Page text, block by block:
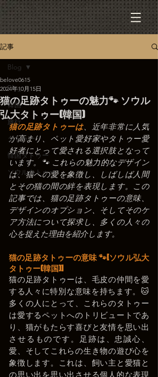
記事
Blog
韓国
旅行
タトゥー
韓国タトゥー
ソウルタトゥー
Blog
猫の足跡タトゥーの魅力🐾 ソウル
弘大タトゥー(韓国)
belove0615
2024年10月15日
猫の足跡タトゥーは、近年非常に人気
が高まり、ペット愛好家やタトゥー愛
好者にとって愛される選択肢となって
います。🐾 これらの魅力的なデザイン
は、猫への愛を象徴し、しばしば人間
とその猫の間の絆を表現します。この
記事では、猫の足跡タトゥーの意味、
デザインのオプション、そしてそのケ
ア方法について探求し、多くの人々の
心を捉えた理由を紹介します。
猫の足跡タトゥーの意味 🐾[ソウル弘大
タトゥー(韓国)]
猫の足跡タトゥーは、毛皮の仲間を愛
する人々に特別な意味を持ちます。🐱
多くの人にとって、これらのタトゥー
は愛するペットへのトリビュートであ
り、猫がもたらす喜びと友情を思い出
させるものです。足跡は、忠誠心、
愛、そしてこれらの生き物の遊び心を
象徴します。これは、飼い主と愛猫と
の思い出を思い出させる個人的な表現